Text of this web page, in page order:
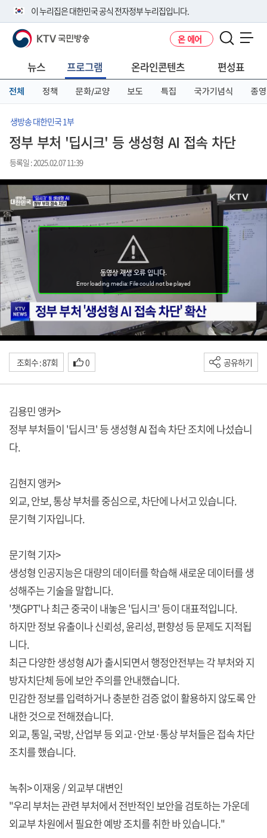
이 누리집은 대한민국 공식 전자정부 누리집입니다.
공식 누리집 주소 확인하기
니다.
이밖에 or.kr 또는 .kr등 다른 도메인 주소를 사용하고 있다면 아래 URL에
서 도메인 주소를 확인해 보세요
KTV 국민방송 온 에어
뉴스 프로그램 온라인콘텐츠 편성표
전체 정책 문화/교양 보도 특집 국가기념식 종영
생방송 대한민국 1부
정부 부처 '딥시크' 등 생성형 AI 접속 차단
등록일 : 2025.02.07 11:39
조회수 : 87회 0 공유하기
김용민 앵커>
정부 부처들이 '딥시크' 등 생성형 AI 접속 차단 조치에 나섰습니
다.
김현지 앵커>
외교, 안보, 통상 부처를 중심으로, 차단에 나서고 있습니다.
문기혁 기자입니다.
문기혁 기자>
생성형 인공지능은 대량의 데이터를 학습해 새로운 데이터를 생
성해주는 기술을 말합니다.
'챗GPT'나 최근 중국이 내놓은 '딥시크' 등이 대표적입니다.
하지만 정보 유출이나 신뢰성, 윤리성, 편향성 등 문제도 지적됩
니다.
최근 다양한 생성형 AI가 출시되면서 행정안전부는 각 부처와 지
방자치단체 등에 보안 주의를 안내했습니다.
민감한 정보를 입력하거나 충분한 검증 없이 활용하지 않도록 안
내한 것으로 전해졌습니다.
외교, 통일, 국방, 산업부 등 외교·안보·통상 부처들은 접속 차단
조치를 했습니다.
녹취> 이재웅 / 외교부 대변인
"우리 부처는 관련 부처에서 전반적인 보안을 검토하는 가운데
외교부 차원에서 필요한 예방 조치를 취한 바 있습니다."